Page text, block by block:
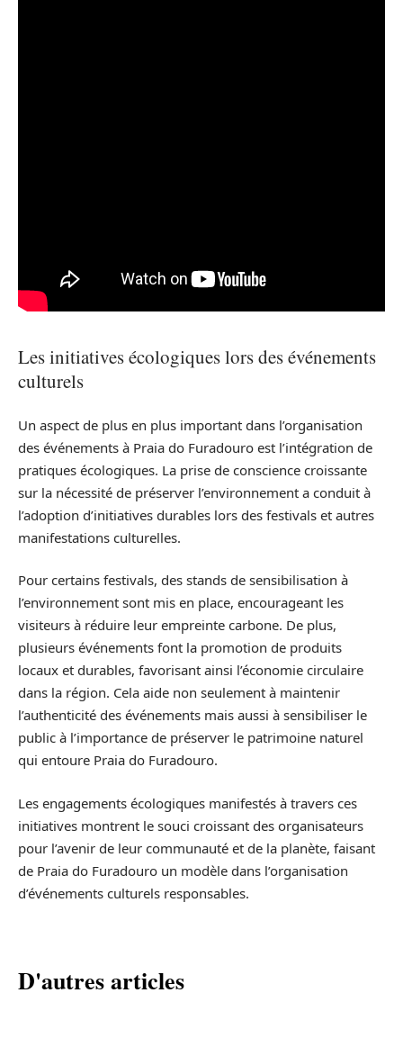
Les initiatives écologiques lors des événements
culturels
Un aspect de plus en plus important dans l’organisation
des événements à Praia do Furadouro est l’intégration de
pratiques écologiques. La prise de conscience croissante
sur la nécessité de préserver l’environnement a conduit à
l’adoption d’initiatives durables lors des festivals et autres
manifestations culturelles.
Pour certains festivals, des stands de sensibilisation à
l’environnement sont mis en place, encourageant les
visiteurs à réduire leur empreinte carbone. De plus,
plusieurs événements font la promotion de produits
locaux et durables, favorisant ainsi l’économie circulaire
dans la région. Cela aide non seulement à maintenir
l’authenticité des événements mais aussi à sensibiliser le
public à l’importance de préserver le patrimoine naturel
qui entoure Praia do Furadouro.
Les engagements écologiques manifestés à travers ces
initiatives montrent le souci croissant des organisateurs
pour l’avenir de leur communauté et de la planète, faisant
de Praia do Furadouro un modèle dans l’organisation
d’événements culturels responsables.
D'autres articles